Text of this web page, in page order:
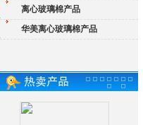
离心玻璃棉产品
华美离心玻璃棉产品